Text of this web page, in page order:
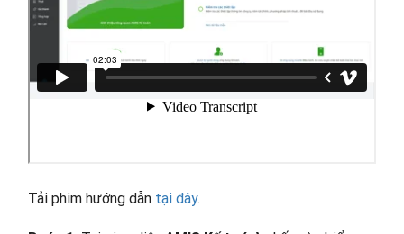
Tải phim hướng dẫn tại đây.